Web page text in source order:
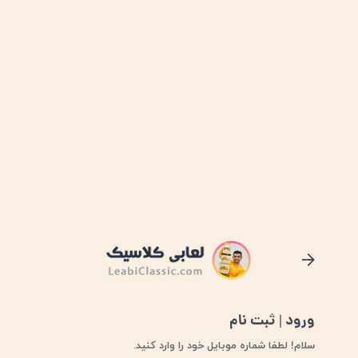
ورو د یا ثبت نام
ورود | ثبت نام
سلام! لطفا شماره موبایل خود را وارد کنید.